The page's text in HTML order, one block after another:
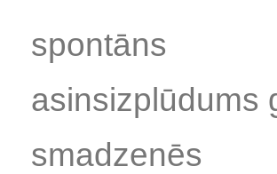
spontāns
asinsizplūdums
smadzenēs